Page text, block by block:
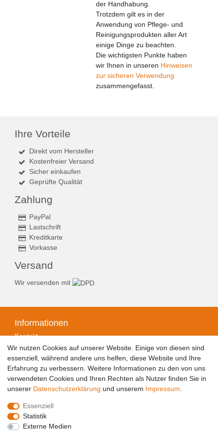
der Handhabung.
Trotzdem gilt es in der
Anwendung von Pflege- und
Reinigungsprodukten aller Art
einige Dinge zu beachten.
Die wichtigsten Punkte haben
wir Ihnen in unseren Hinweisen
zur sicheren Verwendung
zusammengefasst.
Ihre Vorteile
Direkt vom Hersteller
Kostenfreier Versand
Sicher einkaufen
Geprüfte Qualität
Zahlung
PayPal
Lastschrift
Kreditkarte
Vorkasse
Versand
Wir versenden mit
Informationen
Kontakt
Zahlungsarten
Versandarten & -kosten
Widerrufsrecht
Widerrufsformular
Datenschutzerklärung
AGB
Barrierefreiheitserklärung
Wir nutzen Cookies auf unserer Website. Einige von diesen sind
essenziell, während andere uns helfen, diese Website und Ihre
Erfahrung zu verbessern. Weitere Informationen zu den von uns
verwendeten Cookies und Ihren Rechten als Nutzer finden Sie in
unserer Daten­schutz­erklärung und unserem Impressum
Essenziell
Statistik
Externe Medien